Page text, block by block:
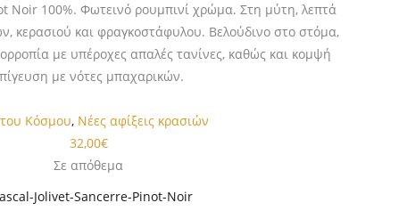
Noir 100%. Φωτεινό ρουμπινί χρώμα. Στη μύτη, λεπτά
κερασιού και φραγκοστάφυλου. Βελούδινο στο στόμα,
με υπέροχες απαλές τανίνες, καθώς και κομψή
με νότες μπαχαρικών.
Κόσμου, Νέες αφίξεις κρασιών
32,00€
Σε απόθεμα
Jolivet-Sancerre-Pinot-Noir